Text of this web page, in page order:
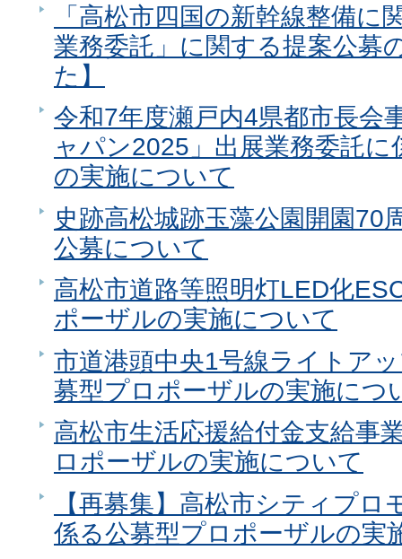
「高松市四国の新幹線整備
業務委託」に関する提案公募
た】
令和7年度瀬戸内4県都市長会
ャパン2025」出展業務委託
の実施について
史跡高松城跡玉藻公園開園70
公募について
高松市道路等照明灯LED化
ポーザルの実施について
市道港頭中央1号線ライトア
募型プロポーザルの実施につ
高松市生活応援給付金支給事
ロポーザルの実施について
【再募集】高松市シティプ
係る公募型プロポーザルの実